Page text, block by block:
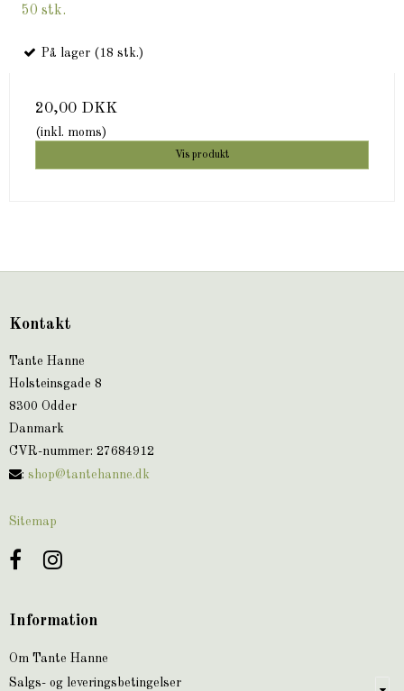
50 stk.
På lager (18 stk.)
20,00 DKK
(inkl. moms)
Vis produkt
Kontakt
Tante Hanne
Holsteinsgade 8
8300 Odder
Danmark
CVR-nummer: 27684912
: shop@tantehanne.dk
Sitemap
Information
Om Tante Hanne
Salgs- og leveringsbetingelser